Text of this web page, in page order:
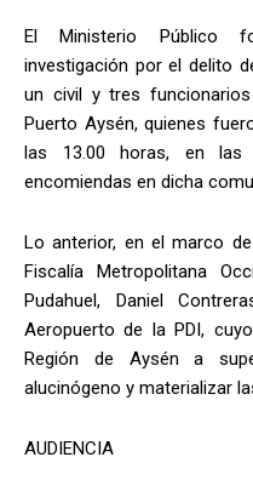
El Ministerio Público
investigación por el delito
un civil y tres
Puerto Aysén, quienes
las 13.00 horas, en
encomiendas en dicha
Lo anterior, en el marco
Fiscalía Metropolitana
Pudahuel, Daniel
Aeropuerto de la PDI,
Región de Aysén a
alucinógeno y materializar
AUDIENCIA